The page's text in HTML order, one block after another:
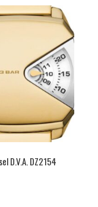
D.V.A. DZ2154